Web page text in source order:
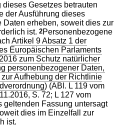
dieses Gesetzes betrauten
der Ausführung dieses
erheben, soweit dies zur
ist.2Personenbezogene
Artikel 9 Absatz 1 der
Europäischen Parlaments
zum Schutz natürlicher
personenbezogener Daten,
Aufhebung der Richtlinie
) (ABl. L 119 vom
S. 72; L 127 vom
geltenden Fassung untersagt
dies im Einzelfall zur
ist.